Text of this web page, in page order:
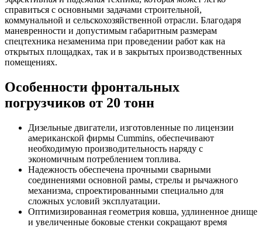
справиться с основными задачами строительной,
коммунальной и сельскохозяйственной отрасли. Благодаря
маневренности и допустимым габаритным размерам
спецтехника незаменима при проведении работ как на
открытых площадках, так и в закрытых производственных
помещениях.
Особенности фронтальных
погрузчиков от 20 тонн
Дизельные двигатели, изготовленные по лицензии
американской фирмы Cummins, обеспечивают
необходимую производительность наряду с
экономичным потреблением топлива.
Надежность обеспечена прочными сварными
соединениями основной рамы, стрелы и рычажного
механизма, спроектированными специально для
сложных условий эксплуатации.
Оптимизированная геометрия ковша, удлиненное днище
и увеличенные боковые стенки сокращают время